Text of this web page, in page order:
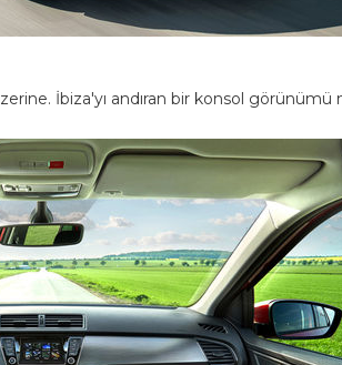
İbiza'yı andıran bir konsol görünümü